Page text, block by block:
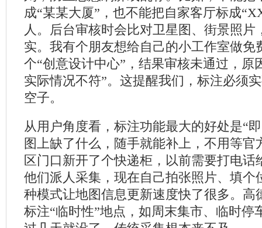
成“某某大厦”，也不能把自家客厅标成
人。后台审核时会比对卫星图、街景照片
实。我有个朋友想给自己的小工作室做免
个“创意设计中心”，结果审核未通过，原
实际情况不符”。这提醒我们，标注必须
空子。
从用户角度看，标注功能最大的好处是“
图上缺了什么，随手就能补上，不用等官
区门口新开了个快递柜，以前需要打电话
他们派人采集，现在自己拍张照片、填个
种模式让地图信息更新速度快了很多。高
标注“临时性”地点，如周末集市、临时停